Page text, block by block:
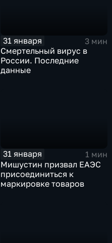
31 января
3 мин
Смертельный вирус в
России. Последние
данные
31 января
1 мин
Мишустин призвал ЕАЭС
присоединиться к
маркировке товаров